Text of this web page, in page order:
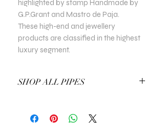
highlighted by stamp Handmade by
G.P.Grant and Mastro de Paja.
These high-end and jewellery
products are classified in the highest
luxury segment.
SHOP ALL PIPES